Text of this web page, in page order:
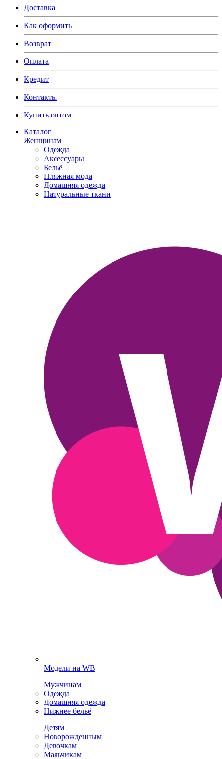
Доставка
Как оформить
Возврат
Оплата
Кредит
Контакты
Купить оптом
Каталог
Женщинам
Одежда
Аксессуары
Бельё
Пляжная мода
Домашняя одежда
Натуральные ткани
Модели на WB
Мужчинам
Одежда
Домашняя одежда
Нижнее бельё
Детям
Новорожденным
Девочкам
Мальчикам